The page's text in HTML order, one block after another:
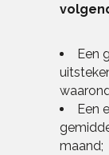
Een
Een
maand;